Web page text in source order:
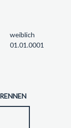
weiblich
01.01.0001